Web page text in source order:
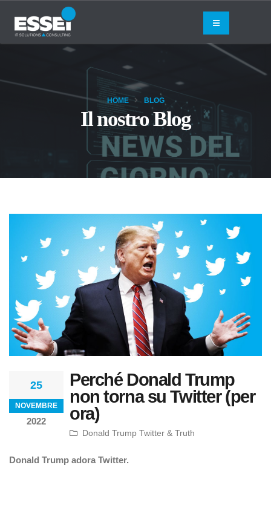
Il nostro Blog
HOME BLOG
25
NOVEMBRE
2022
Perché Donald Trump
non torna su Twitter (per
ora)
Donald Trump Twitter & Truth
Donald Trump adora Twitter.